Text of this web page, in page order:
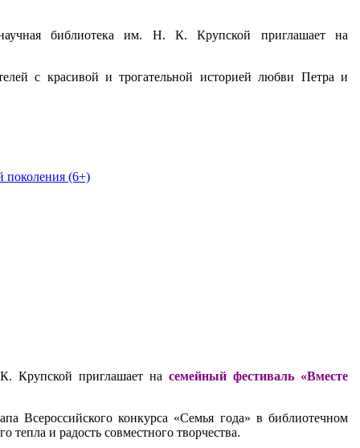
библиотека им. Н. К. Крупской приглашает на
с красивой и трогательной историей любви Петра и
поколения (6+)
Крупской приглашает на семейный фестиваль «Вместе
Всероссийского конкурса «Семья года» в библиотечном
тепла и радость совместного творчества.